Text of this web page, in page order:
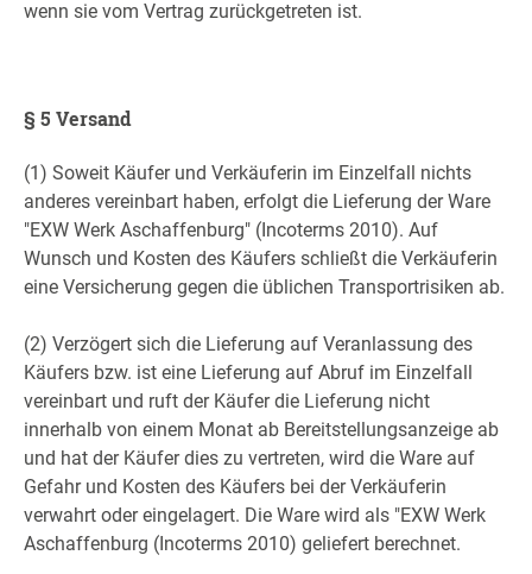
wenn sie vom Vertrag zurückgetreten ist.
§ 5 Versand
(1) Soweit Käufer und Verkäuferin im Einzelfall nichts
anderes vereinbart haben, erfolgt die Lieferung der Ware
"EXW Werk Aschaffenburg" (Incoterms 2010). Auf
Wunsch und Kosten des Käufers schließt die Verkäuferin
eine Versicherung gegen die üblichen Transportrisiken ab.
(2) Verzögert sich die Lieferung auf Veranlassung des
Käufers bzw. ist eine Lieferung auf Abruf im Einzelfall
vereinbart und ruft der Käufer die Lieferung nicht
innerhalb von einem Monat ab Bereitstellungsanzeige ab
und hat der Käufer dies zu vertreten, wird die Ware auf
Gefahr und Kosten des Käufers bei der Verkäuferin
verwahrt oder eingelagert. Die Ware wird als "EXW Werk
Aschaffenburg (Incoterms 2010) geliefert berechnet.